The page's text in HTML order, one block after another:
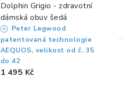
Dolphin Grigio - zdravotní
dámská obuv šedá
Peter Legwood
patentovaná technologie
AEQUOS, velikost od č. 35
do 42
1 495 Kč